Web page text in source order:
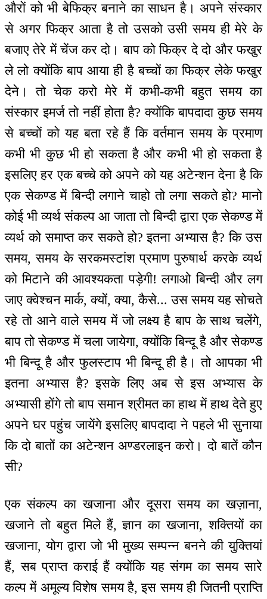
औरों को भी बेफिक्र बनाने का साधन है। अपने संस्कार
से अगर फिक्र आता है तो उसको उसी समय ही मेरे के
बजाए तेरे में चेंज कर दो। बाप को फिक्र दे दो और फखुर
ले लो क्योंकि बाप आया ही है बच्चों का फिक्र लेके फखुर
देने। तो चेक करो मेरे में कभी-कभी बहुत समय का
संस्कार इमर्ज तो नहीं होता है? क्योंकि बापदादा कुछ समय
से बच्चों को यह बता रहे हैं कि वर्तमान समय के प्रमाण
कभी भी कुछ भी हो सकता है और कभी भी हो सकता है
इसलिए हर एक बच्चे को अपने को यह अटेन्शन देना है कि
एक सेकण्ड में बिन्दी लगाने चाहो तो लगा सकते हो? मानो
कोई भी व्यर्थ संकल्प आ जाता तो बिन्दी द्वारा एक सेकण्ड में
व्यर्थ को समाप्त कर सकते हो? इतना अभ्यास है? कि उस
समय, समय के सरकमस्टांश प्रमाण पुरुषार्थ करके व्यर्थ
को मिटाने की आवश्यकता पड़ेगी! लगाओ बिन्दी और लग
जाए क्वेश्चन मार्क, क्यों, क्या, कैसे... उस समय यह सोचते
रहे तो आने वाले समय में जो लक्ष्य है बाप के साथ चलेंगे,
बाप तो सेकण्ड में चला जायेगा, क्योंकि बिन्दू है और सेकण्ड
भी बिन्दू है और फुलस्टाप भी बिन्दू ही है। तो आपका भी
इतना अभ्यास है? इसके लिए अब से इस अभ्यास के
अभ्यासी होंगे तो बाप समान श्रीमत का हाथ में हाथ देते हुए
अपने घर पहुंच जायेंगे इसलिए बापदादा ने पहले भी सुनाया
कि दो बातों का अटेन्शन अण्डरलाइन करो। दो बातें कौन
सी?
एक संकल्प का खजाना और दूसरा समय का खज़ाना,
खजाने तो बहुत मिले हैं, ज्ञान का खजाना, शक्तियों का
खजाना, योग द्वारा जो भी मुख्य सम्पन्न बनने की युक्तियां
हैं, सब प्राप्त कराई हैं क्योंकि यह संगम का समय सारे
कल्प में अमूल्य विशेष समय है, इस समय ही जितनी प्राप्ति